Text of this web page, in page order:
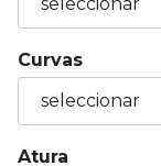
Curvas
Atura